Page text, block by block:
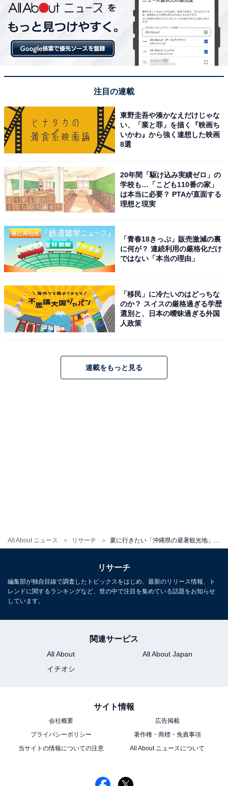
All About ニュース リサーチ
次ページ 8位までのランキング結果を見る
こちらもおすすめ
夏に行きたい「長崎県の避暑観光地」ランキン
グ！ 2位「七ツ釜鍾乳洞」、1位は？【2025年
調査】
注目の連載
東野圭吾や湊かなえだけじゃな
い、「業と罪」を描く『映画ち
いかわ』から強く連想した映画
8選
20年間「駆け込み実績ゼロ」の
学校も…「こども110番の家」
は本当に必要？ PTAが直面する
理想と現実
「青春18きっぷ」販売激減の裏
に何が？ 連続利用の厳格化だけ
ではない「本当の理由」
「移民」に冷たいのはどっちな
のか？ スイスの厳格過ぎる学歴
選別と、日本の曖昧過ぎる外国
人政策
連載をもっと見る
リサーチ
編集部が独自目線で調査したトピックスをはじめ、最新のリリース情報、ト
レンドに関するランキングなど、世の中で注目を集めている話題をお知らせ
しています。
関連サービス
All About
All About Japan
イチオシ
サイト情報
会社概要
広告掲載
プライバシーポリシー
著作権・商標・免責事項
当サイトの情報についての注意
All About ニュースについて